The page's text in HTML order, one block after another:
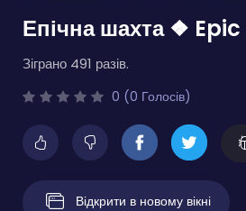
Епічна шахта ❖
Зіграно 491 разів.
0 (0 Голосів)
Відкрити в новому вікні